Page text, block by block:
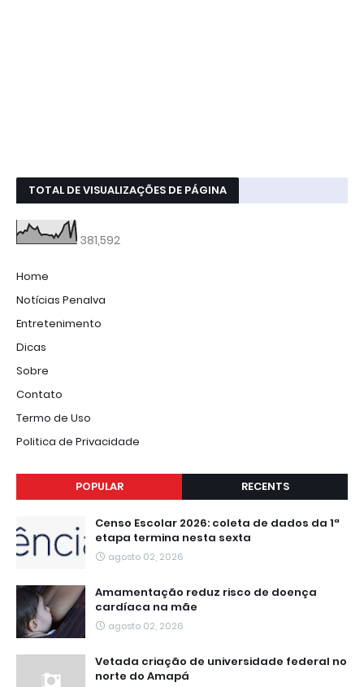
TOTAL DE VISUALIZAÇÕES DE PÁGINA
381,592
Home
Notícias Penalva
Entretenimento
Dicas
Sobre
Contato
Termo de Uso
Politica de Privacidade
POPULAR RECENTS
Censo Escolar 2026: coleta de dados da 1ª
etapa termina nesta sexta
agosto 02, 2026
Amamentação reduz risco de doença
cardíaca na mãe
agosto 02, 2026
Vetada criação de universidade federal no
norte do Amapá